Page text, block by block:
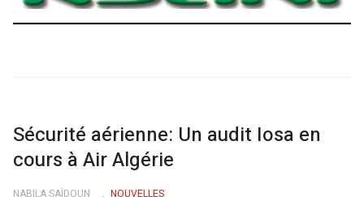
Sécurité aérienne: Un audit Iosa en
cours à Air Algérie
NABILA SAÏDOUN NOUVELLES